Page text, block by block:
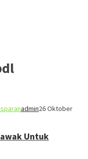
admin26 Oktober
Untuk